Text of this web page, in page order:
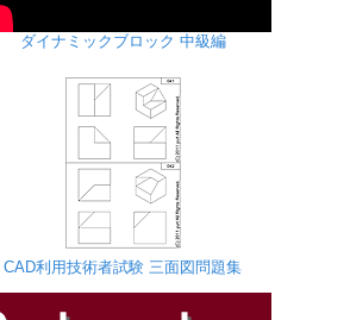
ダイナミックブロック 中級編
CAD利用技術者試験 三面図問題集